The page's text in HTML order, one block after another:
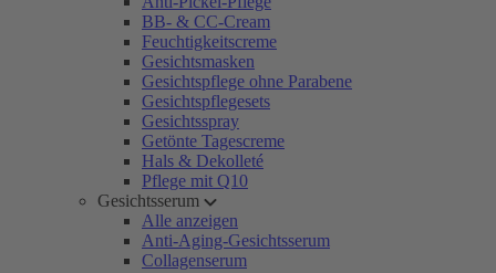
BB- & CC-Cream
Feuchtigkeitscreme
Gesichtsmasken
Gesichtspflege ohne Parabene
Gesichtspflegesets
Gesichtsspray
Getönte Tagescreme
Hals & Dekolleté
Pflege mit Q10
Gesichtsserum
Alle anzeigen
Anti-Aging-Gesichtsserum
Collagenserum